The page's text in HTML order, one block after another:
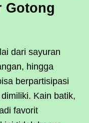
Gotong
dari sayuran
hingga
berpartisipasi
Kain batik,
favorit